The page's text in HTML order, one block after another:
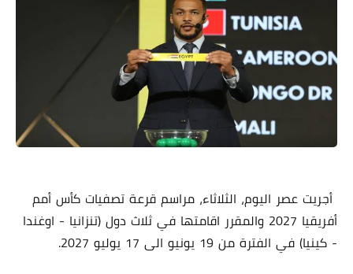
أجريت عصر اليوم، الثلاثاء، مراسم قرعة تصفيات كأس أمم
أفريقيا 2027 والمقرر اقامتها في ثلاث دول (تنزانيا - اوغندا
- كينيا) في الفترة من 19 يونيو الى 17 يوليو 2027.